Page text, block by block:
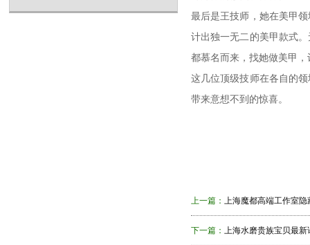
最后是王技师，她在美甲
计出独一无二的美甲款式
都慕名而来，找她做美甲
这几位顶级技师在各自的
带来意想不到的惊喜。
上一篇： 上海魔都高端工作室隐
下一篇： 上海水磨贵族宝贝最